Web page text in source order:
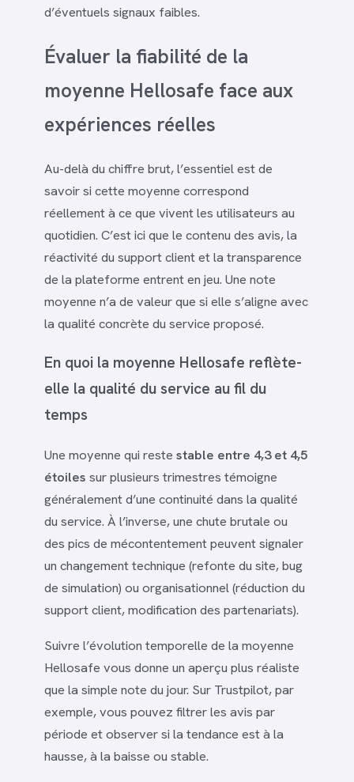
d’éventuels signaux faibles.
Évaluer la fiabilité de la
moyenne Hellosafe face aux
expériences réelles
Au-delà du chiffre brut, l’essentiel est de
savoir si cette moyenne correspond
réellement à ce que vivent les utilisateurs au
quotidien. C’est ici que le contenu des avis, la
réactivité du support client et la transparence
de la plateforme entrent en jeu. Une note
moyenne n’a de valeur que si elle s’aligne avec
la qualité concrète du service proposé.
En quoi la moyenne Hellosafe reflète-
elle la qualité du service au fil du
temps
Une moyenne qui reste stable entre 4,3 et 4,5
étoiles sur plusieurs trimestres témoigne
généralement d’une continuité dans la qualité
du service. À l’inverse, une chute brutale ou
des pics de mécontentement peuvent signaler
un changement technique (refonte du site, bug
de simulation) ou organisationnel (réduction du
support client, modification des partenariats).
Suivre l’évolution temporelle de la moyenne
Hellosafe vous donne un aperçu plus réaliste
que la simple note du jour. Sur Trustpilot, par
exemple, vous pouvez filtrer les avis par
période et observer si la tendance est à la
hausse, à la baisse ou stable.